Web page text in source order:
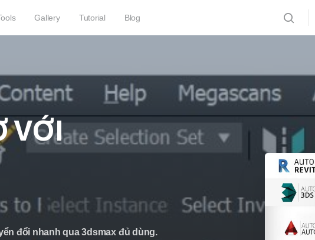
Gallery Tutorial Blog
VỚI
đổi nhanh qua 3dsmax đủ dùng.